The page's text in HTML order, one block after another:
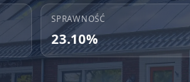
SPRAWNOŚĆ
23.10%